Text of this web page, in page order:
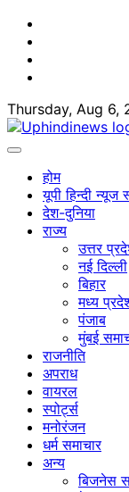
Skip
content
Thursday, Aug 6,
होम
यूपी हिन्दी न्यूज
देश-दुनिया
राज्य
उत्तर
नई दिल्ली
बिहार
मध्य
पंजाब
मुंबई
राजनीति
अपराध
वायरल
स्पोर्ट्स
मनोरंजन
धर्म समाचार
अन्य
बिजनेस